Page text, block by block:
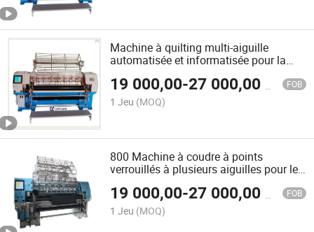
Machine à quilting multi-aiguille
automatisée et informatisée pour la
19 000,00-27 000,00 FOB
1 Jeu (MOQ)
800 Machine à coudre à points
verrouillés à plusieurs aiguilles pour le
19 000,00-27 000,00 FOB
1 Jeu (MOQ)